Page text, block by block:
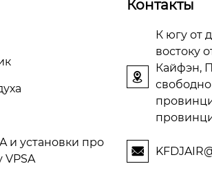
и установки про
VPSA
Контакты

К югу от
востоку
Кайфэн,
